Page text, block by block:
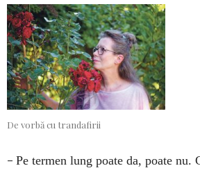
De vorbă cu trandafirii
– Pe termen lung poate da, poate